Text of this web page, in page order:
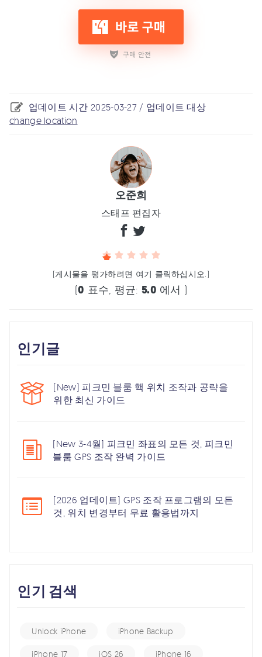
업데이트 시간 2025-03-27 / 업데이트 대상
change location
오준희
스태프 편집자
(게시물을 평가하려면 여기 클릭하십시오.)
(0 표수, 평균: 5.0 에서 )
인기글
[New] 피크민 블룸 핵 위치 조작과 공략을
위한 최신 가이드
[New 3-4월] 피크민 좌표의 모든 것, 피크민
블룸 GPS 조작 완벽 가이드
[2026 업데이트] GPS 조작 프로그램의 모든
것, 위치 변경부터 무료 활용법까지
인기 검색
Unlock iPhone iPhone Backup
iPhone 17 iOS 26 iPhone 16